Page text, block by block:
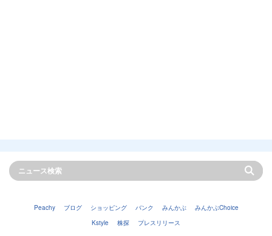
Peachy ブログ ショッピング バンク みんかぶ
みんかぶChoice
Kstyle
株探 プレスリリース